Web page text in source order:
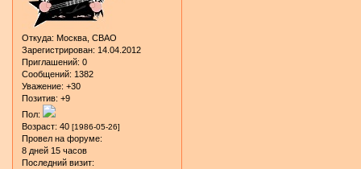
Откуда: Москва, СВАО
Зарегистрирован: 14.04.2012
Приглашений: 0
Сообщений: 1382
Уважение: +30
Позитив: +9
Пол:
Возраст: 40 [1986-05-26]
Провел на форуме:
8 дней 15 часов
Последний визит: